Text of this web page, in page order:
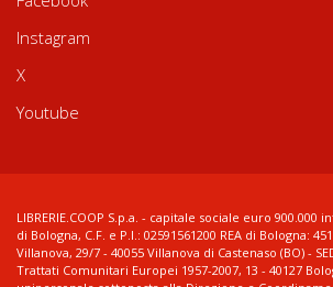
Instagram
X
Youtube
LIBRERIE.COOP S.p.a. - capitale sociale euro 900.000
di Bologna, C.F. e P.I.: 02591561200 REA di Bologna:
Villanova, 29/7 - 40055 Villanova di Castenaso (BO) -
Trattati Comunitari Europei 1957-2007, 13 - 40127